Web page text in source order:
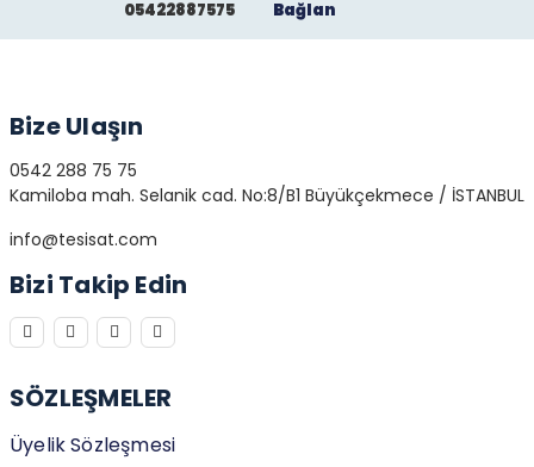
05422887575 Bağlan
Bize Ulaşın
0542 288 75 75
Kamiloba mah. Selanik cad. No:8/B1 Büyükçekmece / İSTANBUL
info@tesisat.com
Bizi Takip Edin
SÖZLEŞMELER
Üyelik Sözleşmesi